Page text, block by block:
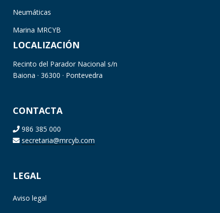
Neumáticas
Marina MRCYB
LOCALIZACIÓN
Recinto del Parador Nacional s/n
Baiona · 36300 · Pontevedra
CONTACTA
986 385 000
secretaria@mrcyb.com
LEGAL
Aviso legal